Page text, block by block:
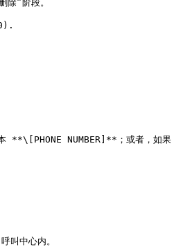
除”阶段。
**\[PHONE NUMBER]**；或者，如果
中心内。